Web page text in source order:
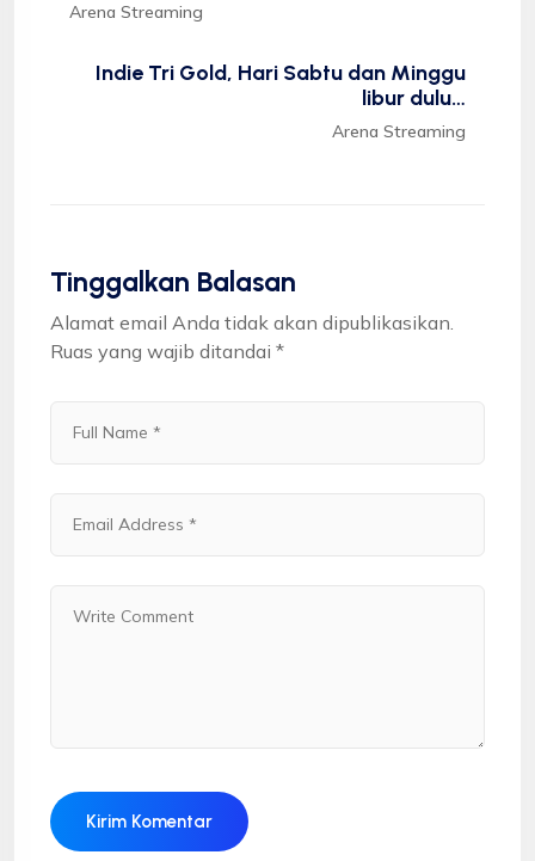
Arena Streaming
Indie Tri Gold, Hari Sabtu dan Minggu
libur dulu…
Arena Streaming
Tinggalkan Balasan
Alamat email Anda tidak akan dipublikasikan.
Ruas yang wajib ditandai *